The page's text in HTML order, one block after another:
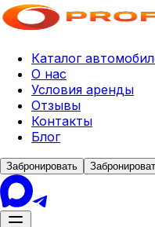
Каталог
О нас
Условия аренды
Отзывы
Контакты
Блог
Забронировать